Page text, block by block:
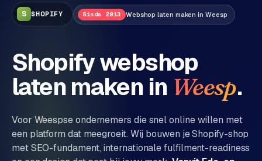
H
o
m
Diensten
S SHOPIFY Sinds 2013 Webshop laten maken in Weesp
Shopify webshop
laten maken in Weesp.
Voor Weespse ondernemers die snel online willen met
een platform dat meegroeit. Wij bouwen je Shopify-shop
met SEO-fundament, internationale fulfilment-readiness